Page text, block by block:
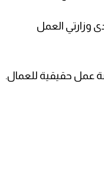
وزارتي العمل